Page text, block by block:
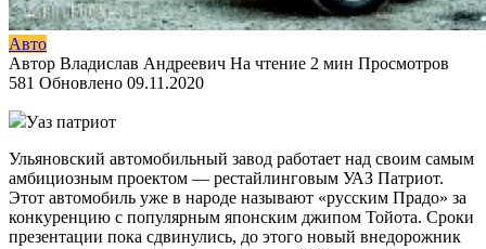
Авто
Автор Владислав Андреевич На чтение 2 мин Просмотров
581 Обновлено 09.11.2020
Уаз патриот
Ульяновский автомобильный завод работает над своим самым
амбициозным проектом — рестайлинговым УАЗ Патриот.
Этот автомобиль уже в народе называют «русским Прадо» за
конкуренцию с популярным японским джипом Тойота. Сроки
презентации пока сдвинулись, до этого новый внедорожник